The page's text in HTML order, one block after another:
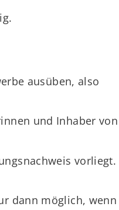
ausüben, also
und Inhaber von
vorliegt.
dann möglich, wenn